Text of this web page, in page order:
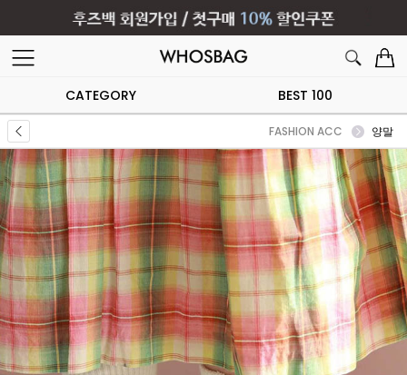
CATEGORY BEST 100
FASHION ACC 양말